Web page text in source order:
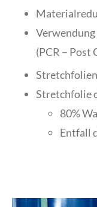
(PCR – Post
Stretchfolie
80%
Entfall